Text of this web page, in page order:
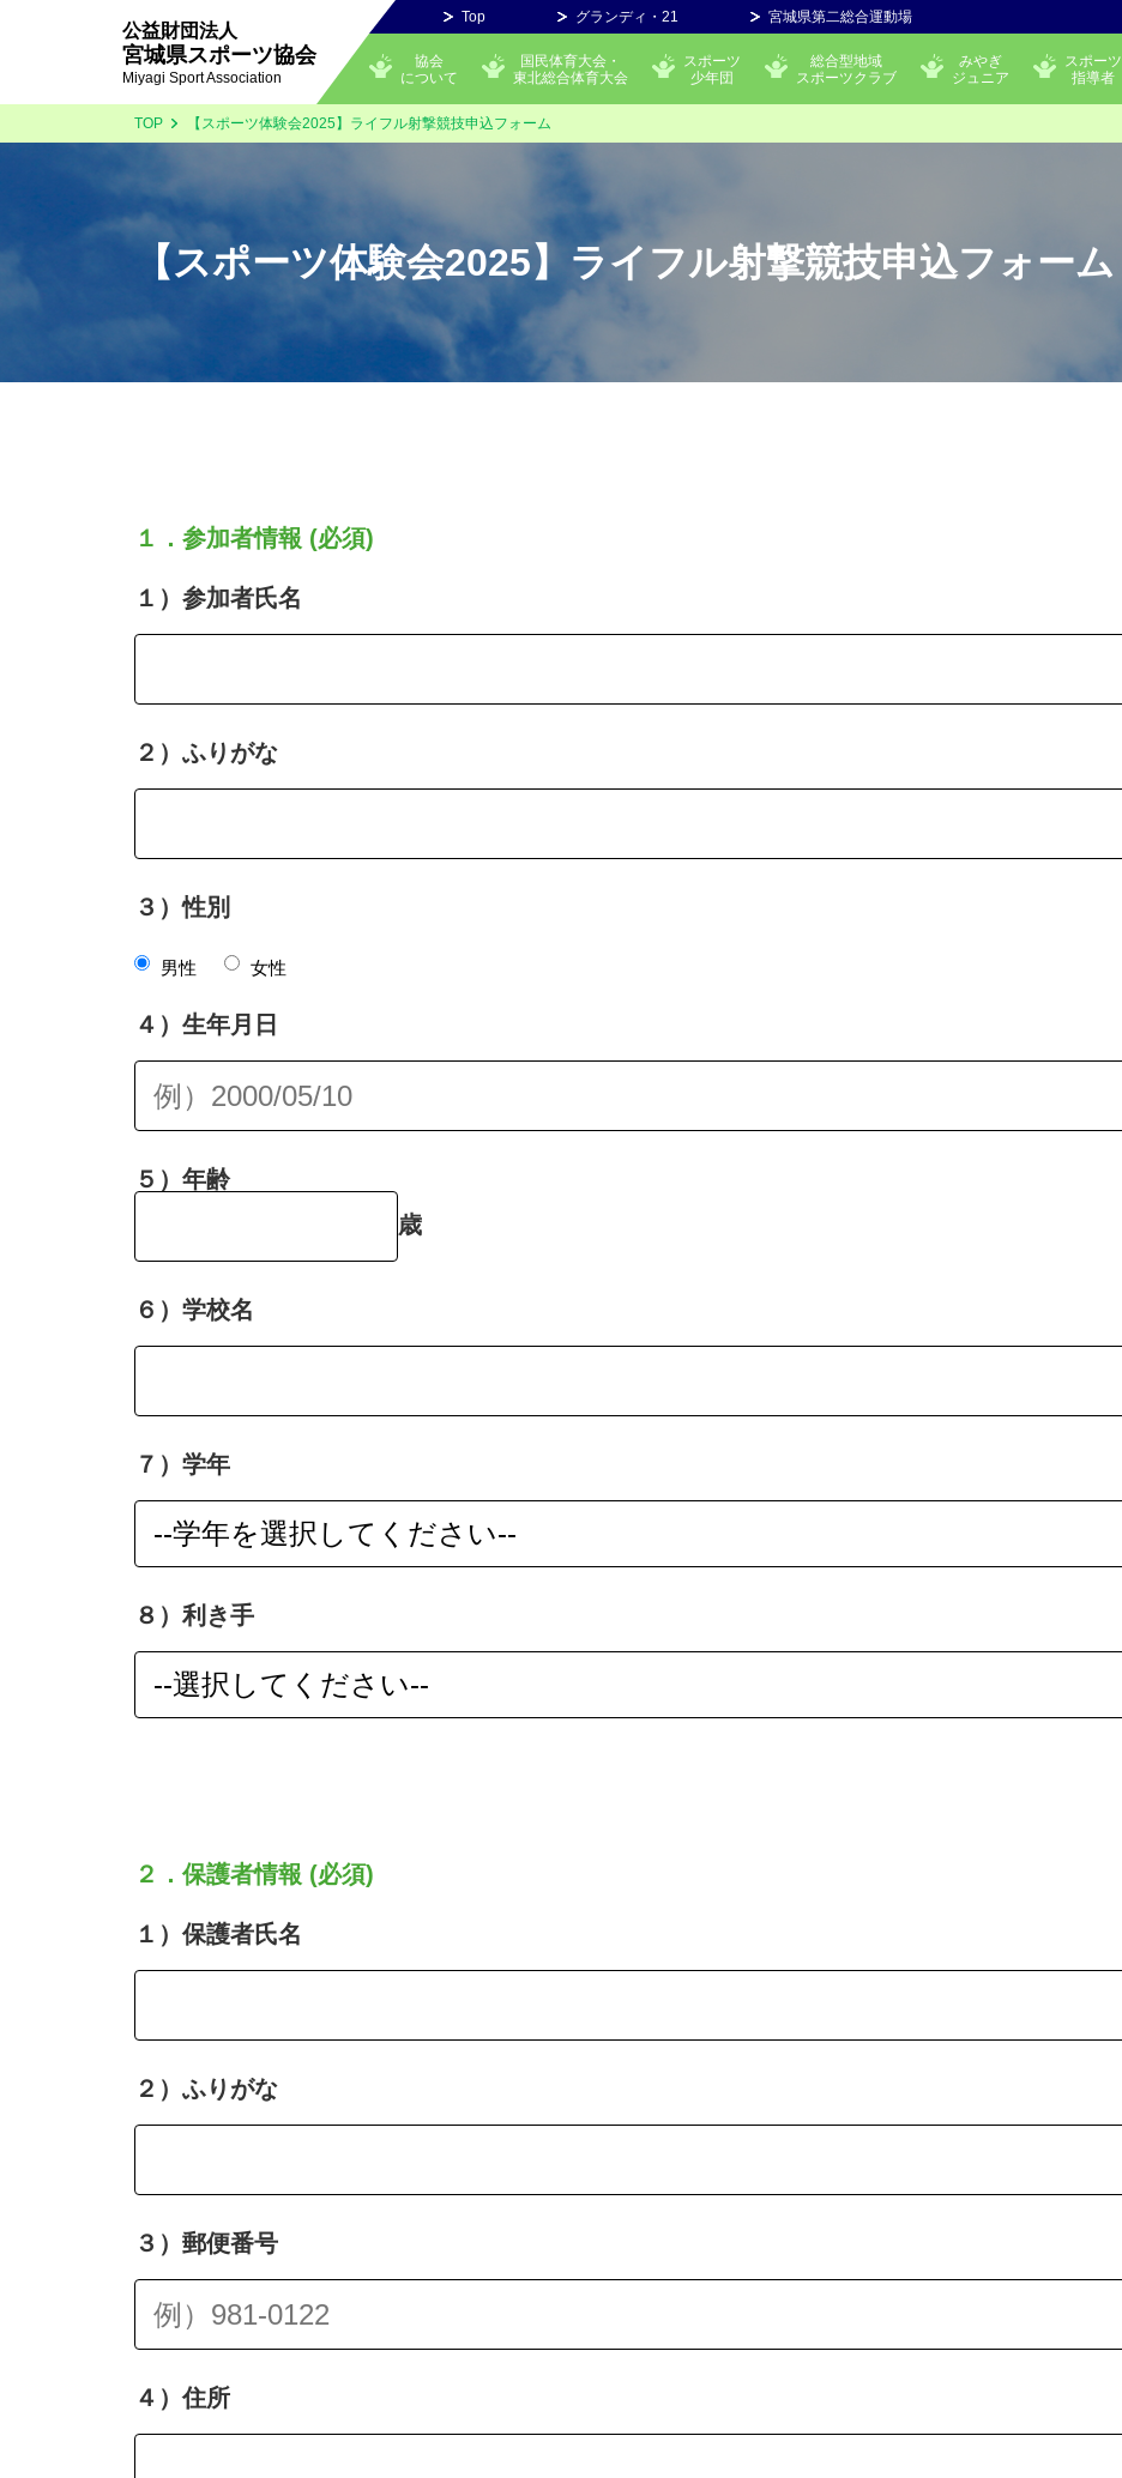
公益財団法人
宮城県スポーツ協会
Miyagi Sport Association
Top グランディ・21 宮城県第二総合運動場
協会
について
国民体育大会・
東北総合体育大会
スポーツ
少年団
総合型地域
スポーツクラブ
みやぎ
ジュニア
スポーツ
指導者
TOP 【スポーツ体験会2025】ライフル射撃競技申込フォーム
【スポーツ体験会2025】ライフル射撃競技申込フォーム
１．参加者情報 (必須)
１）参加者氏名
２）ふりがな
３）性別
男性 女性
４）生年月日
５）年齢
歳
６）学校名
７）学年
８）利き手
２．保護者情報 (必須)
１）保護者氏名
２）ふりがな
３）郵便番号
４）住所